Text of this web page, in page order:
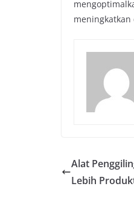
Alat
Lebih